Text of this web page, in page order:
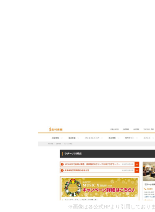
※画像は各公式HPより引用しており